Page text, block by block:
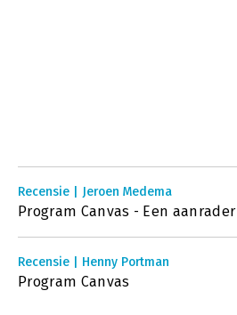
Recensie | Jeroen Medema
Program Canvas - Een aanrader
Recensie | Henny Portman
Program Canvas